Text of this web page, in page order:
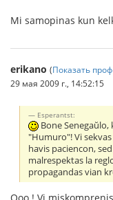
Mi samopinas kun
erikano (Показать
29 мая 2009 г., 14:52:15
Esperantst:
Bone
"Humuro"! Vi sekvas
havis paciencon,
malrespektas la
propagandas vian